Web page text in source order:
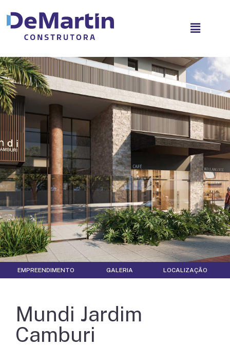
EMPREENDIMENTO GALERIA LOCALIZAÇÃO
Mundi Jardim
Camburi